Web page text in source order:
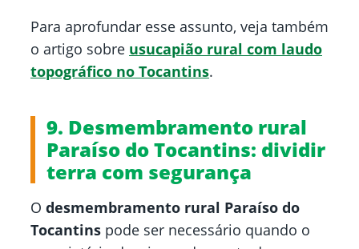
Para aprofundar esse assunto, veja também
o artigo sobre usucapião rural com laudo
topográfico no Tocantins.
9. Desmembramento rural
Paraíso do Tocantins: dividir
terra com segurança
O desmembramento rural Paraíso do
Tocantins pode ser necessário quando o